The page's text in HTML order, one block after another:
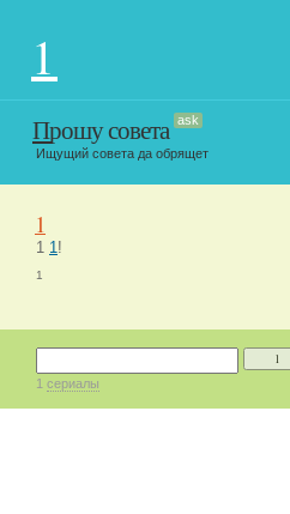
1
Прошу совета ask
Ищущий совета да обрящет
1
1 1!
1
1
1 сериалы